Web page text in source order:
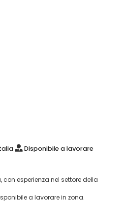
Disponibile a lavorare
esperienza nel settore della
a lavorare in zona.